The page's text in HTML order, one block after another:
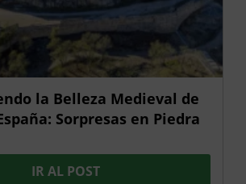
la Belleza Medieval de
Sorpresas en Piedra
IR AL POST